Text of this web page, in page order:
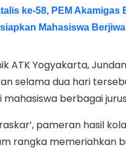
ke-58, PEM
Mahasiswa
ATK Yogyakarta,
selama dua hari
berbagai
pameran hasil
rangka memeriahkan